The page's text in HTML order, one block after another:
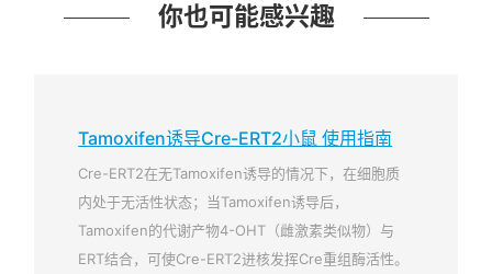
你也可能感兴趣
Tamoxifen诱导Cre-ERT2小鼠 使用指南
Cre-ERT2在无Tamoxifen诱导的情况下，在细胞质
内处于无活性状态；当Tamoxifen诱导后，
Tamoxifen的代谢产物4-OHT（雌激素类似物）与
ERT结合，可使Cre-ERT2进核发挥Cre重组酶活性。